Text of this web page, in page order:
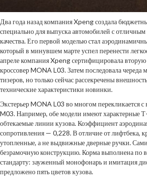
Два года назад компания Xpeng создала
специально для выпуска автомобилей с
качества. Его первой моделью стал
который в минувшем марте успел перенести
апреле компания Xpeng сертифицировала
кроссовер MONA L03. Затем последовала череда
тизеров, но только сейчас рассекречены
технические характеристики новинки.
Экстерьер MONA L03 во многом перекликается
M03. Например, обе модели имеют характерные
обтекаемые линии кузова. Коэффициент
сопротивления — 0,228. В отличие от лифтбека,
утопленные, а не выдвижные дверные ручки.
безрамочную конструкцию. Корма выполнена по
стандарту: зауженный монофонарь и имитация
предложено пять цветов кузова.